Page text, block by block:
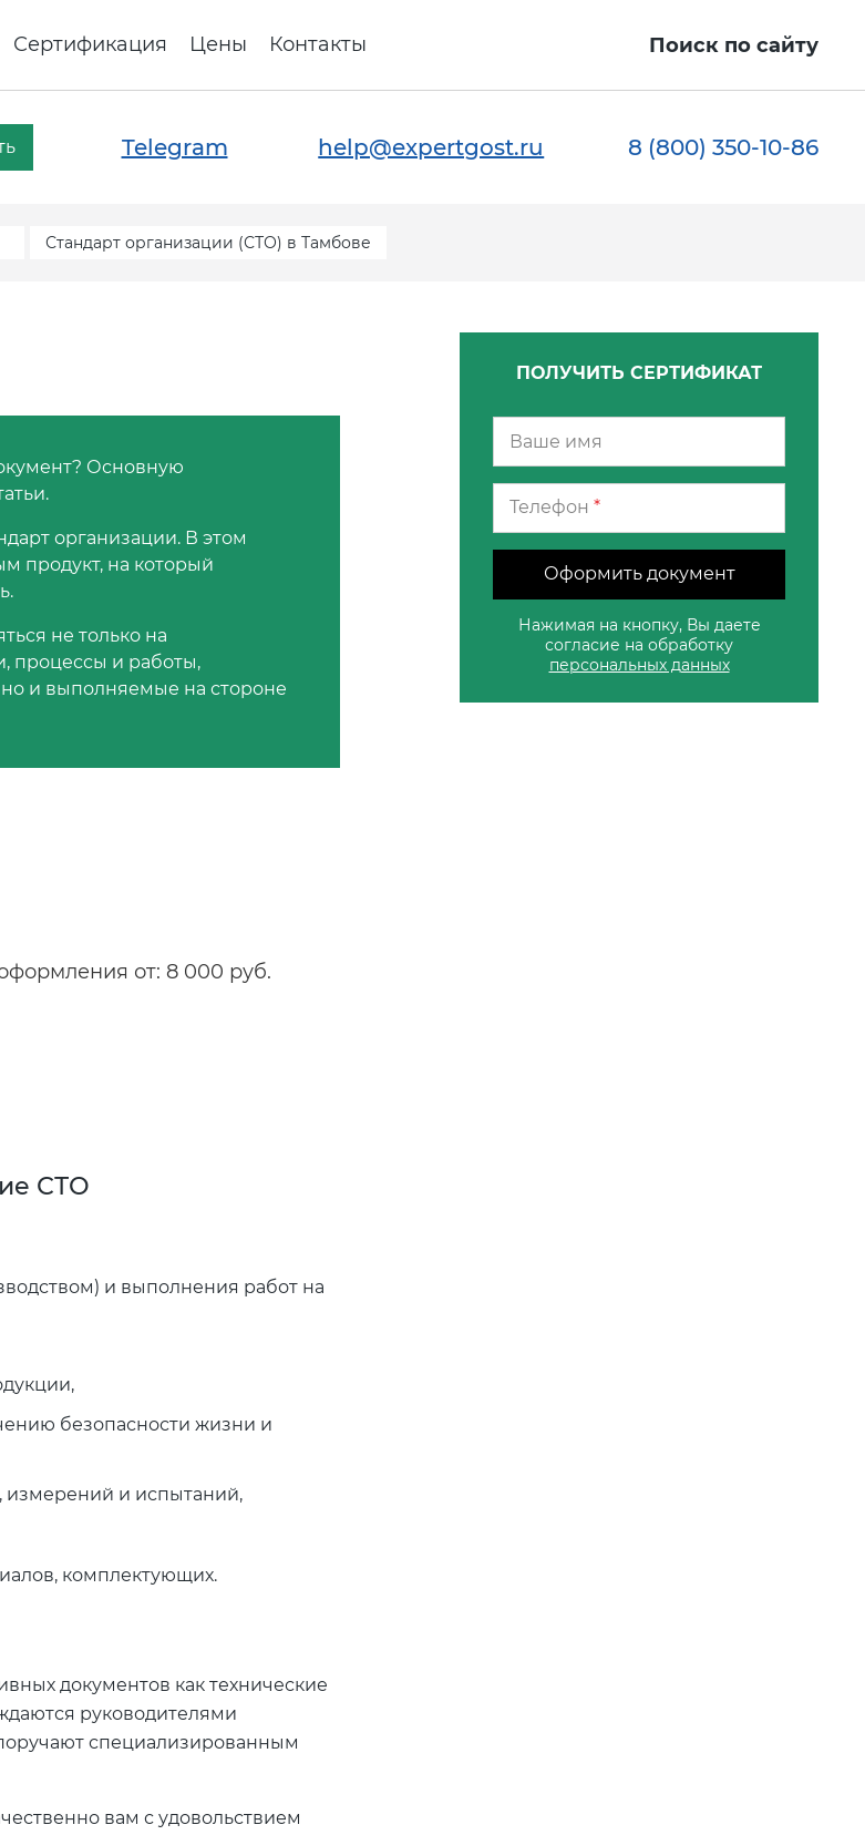
Сертификация Цены Контакты Поиск по сайту
Telegram help@expertgost.ru 8 (800) 350-10-86
Стандарт организации (СТО) в Тамбове
Основную
организации. В этом
продукт, на который
не только на
процессы и работы,
и выполняемые на стороне
от: 8 000 руб.
СТО
и выполнения работ на
безопасности жизни и
измерений и испытаний,
комплектующих.
документов как технические
руководителями
специализированным
вам с удовольствием
ПОЛУЧИТЬ СЕРТИФИКАТ
Телефон *
Оформить документ
Нажимая на кнопку, Вы даете
согласие на обработку
персональных данных